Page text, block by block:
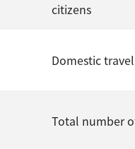
citizens
Domestic
Total number